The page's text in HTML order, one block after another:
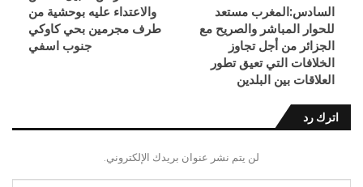
السادس:المغرب مستعد
للحوار المباشر والصريح مع
الجزائر من أجل تجاوز
الخلافات التي تعيق تطور
العلاقات بين البلدين
والاعتداء عليه بوحشية من
طرف مجرمين بحي كاوكي
جنوب اسفي
اترك رد
لن يتم نشر عنوان بريدك الإلكتروني.